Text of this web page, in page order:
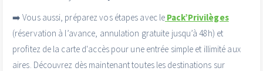
➡️ Vous aussi, préparez vos étapes avec le Pack’Privilèges
(réservation à l’avance, annulation gratuite jusqu’à 48h) et
profitez de la carte d'accèspour une entrée simple et illimité aux
aires. Découvrez dès maintenant toutes les destinations sur